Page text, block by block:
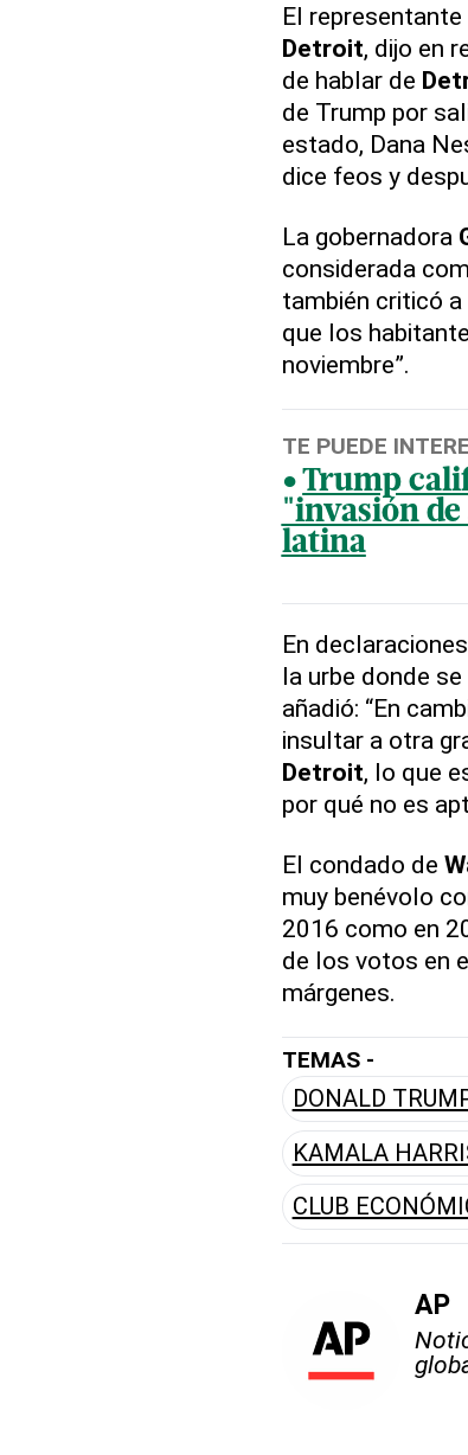
El
Detroit, dijo en
de hablar de
de Trump por
estado, Dana
dice feos y
La gobernadora
considerada
también criticó a
que los
noviembre”.
TE PUEDE
Trump
"invasión
latina
En
la urbe donde
añadió: “En
insultar a otra
Detroit, lo que
por qué no es
El condado de
muy benévolo
2016 como en
de los votos en
márgenes.
TEMAS -
DONALD
KAMALA
CLUB
AP